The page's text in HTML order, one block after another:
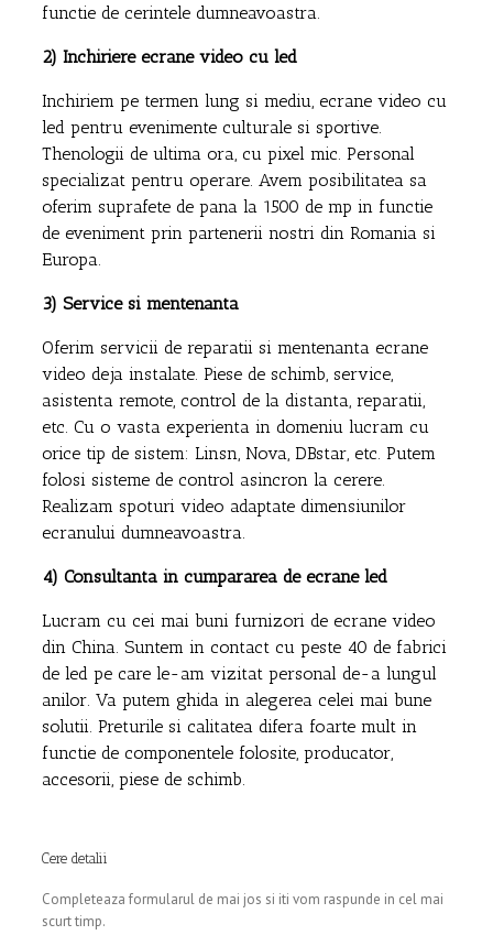
functie de cerintele dumneavoastra.
2) Inchiriere ecrane video cu led
Inchiriem pe termen lung si mediu, ecrane video cu
led pentru evenimente culturale si sportive.
Thenologii de ultima ora, cu pixel mic. Personal
specializat pentru operare. Avem posibilitatea sa
oferim suprafete de pana la 1500 de mp in functie
de eveniment prin partenerii nostri din Romania si
Europa.
3) Service si mentenanta
Oferim servicii de reparatii si mentenanta ecrane
video deja instalate. Piese de schimb, service,
asistenta remote, control de la distanta, reparatii,
etc. Cu o vasta experienta in domeniu lucram cu
orice tip de sistem: Linsn, Nova, DBstar, etc. Putem
folosi sisteme de control asincron la cerere.
Realizam spoturi video adaptate dimensiunilor
ecranului dumneavoastra.
4) Consultanta in cumpararea de ecrane led
Lucram cu cei mai buni furnizori de ecrane video
din China. Suntem in contact cu peste 40 de fabrici
de led pe care le-am vizitat personal de-a lungul
anilor. Va putem ghida in alegerea celei mai bune
solutii. Preturile si calitatea difera foarte mult in
functie de componentele folosite, producator,
accesorii, piese de schimb.
Cere detalii
Completeaza formularul de mai jos si iti vom raspunde in cel mai
scurt timp.